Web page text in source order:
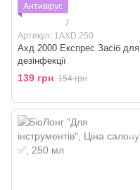
Антивірус
7
Артикул: 1AXD.250
Ахд 2000 Експрес Засіб для
дезінфекції
139 грн 154 грн